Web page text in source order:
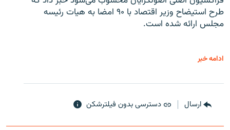
طرح استیضاح وزیر اقتصاد با ۹۰ امضا به هیات رئیسه
مجلس ارائه شده است.
ادامه خبر
ارسال دسترسی بدون فیلترشکن